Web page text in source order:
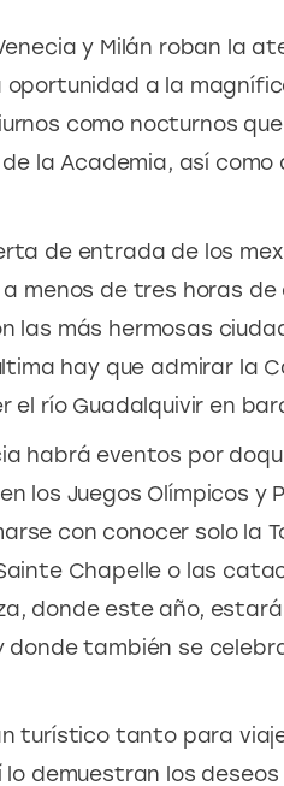
y Milán roban la
oportunidad a la
como nocturnos
la Academia, así
de entrada de los
a menos de tres horas
las más hermosas
hay que admirar la
el río Guadalquivir en
habrá eventos por
los Juegos Olímpicos y
con conocer solo la
Chapelle o las
donde este año,
donde también se
turístico tanto para
lo demuestran los